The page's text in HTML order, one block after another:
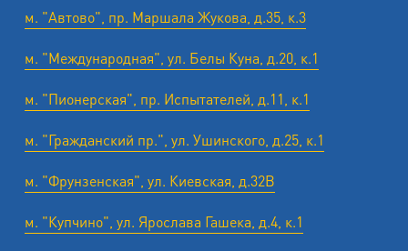
м. "Автово", пр. Маршала Жукова, д.35, к.3
м. "Международная", ул. Белы Куна, д.20, к.1
м. "Пионерская", пр. Испытателей, д.11, к.1
м. "Гражданский пр.", ул. Ушинского, д.25, к.1
м. "Фрунзенская", ул. Киевская, д.32В
м. "Купчино", ул. Ярослава Гашека, д.4, к.1